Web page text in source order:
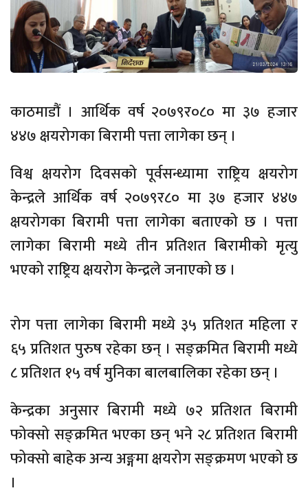
काठमाडौं । आर्थिक वर्ष २०७९र०८० मा ३७ हजार
४४७ क्षयरोगका बिरामी पत्ता लागेका छन् ।
विश्व क्षयरोग दिवसको पूर्वसन्ध्यामा राष्ट्रिय क्षयरोग
केन्द्रले आर्थिक वर्ष २०७९र८० मा ३७ हजार ४४७
क्षयरोगका बिरामी पत्ता लागेका बताएको छ । पत्ता
लागेका बिरामी मध्ये तीन प्रतिशत बिरामीको मृत्यु
भएको राष्ट्रिय क्षयरोग केन्द्रले जनाएको छ ।
रोग पत्ता लागेका बिरामी मध्ये ३५ प्रतिशत महिला र
६५ प्रतिशत पुरुष रहेका छन् । सङ्क्रमित बिरामी मध्ये
८ प्रतिशत १५ वर्ष मुनिका बालबालिका रहेका छन् ।
केन्द्रका अनुसार बिरामी मध्ये ७२ प्रतिशत बिरामी
फोक्सो सङ्क्रमित भएका छन् भने २८ प्रतिशत बिरामी
फोक्सो बाहेक अन्य अङ्गमा क्षयरोग सङ्क्रमण भएको छ
।